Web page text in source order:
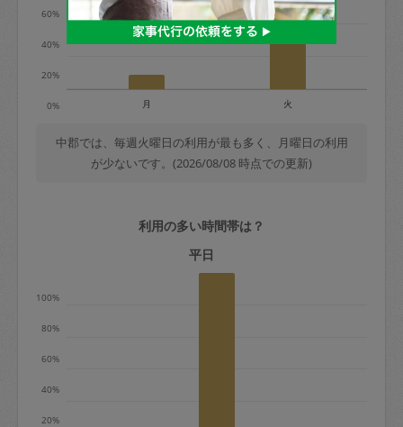
金曜日9時～土曜日8時まで＝依頼金額の
100%
＋交通費全額
依頼者不在による当日キャンセル＝依頼
金額の100%＋交通費全額
定期契約をキャンセルする場合、毎週定
期は月2回まで隔週定期は月1回までキャ
ンセル料は発生しません。それ以上はキ
0%
20%
40%
60%
月 火
中郡では、毎週火曜日の利用が最も多く、月曜日の利用
が少ないです。(2026/08/08 時点での更新)
利用の多い時間帯は？
平日
20%
40%
60%
80%
100%